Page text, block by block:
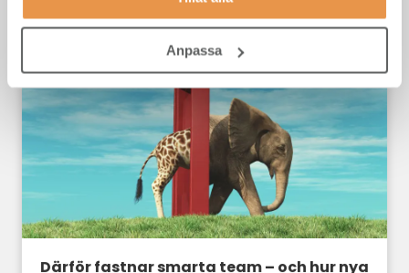
Anpassa
Ledarskap,Trender
Därför fastnar smarta team – och hur nya